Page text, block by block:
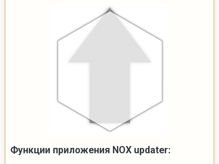
Функции приложения NOX updater: